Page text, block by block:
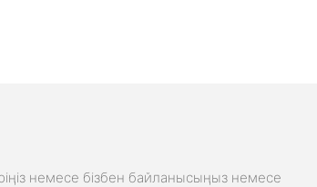
немесе бізбен байланысыңыз немесе